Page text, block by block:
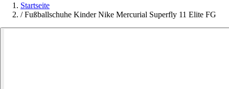
Startseite
/ Fußballschuhe Kinder Nike Mercurial Superfly 11 Elite FG